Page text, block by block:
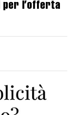
per l’offerta